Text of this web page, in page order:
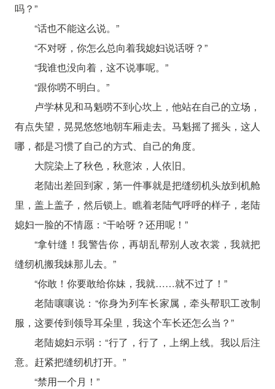
吗？”
“话也不能这么说。”
“不对呀，你怎么总向着我媳妇说话呀？”
“我谁也没向着，这不说事呢。”
“跟你唠不明白。”
卢学林见和马魁唠不到心坎上，他站在自己的立场，
有点失望，晃晃悠悠地朝车厢走去。马魁摇了摇头，这人
哪，都是习惯了自己的方式、自己的角度。
大院染上了秋色，秋意浓，人依旧。
老陆出差回到家，第一件事就是把缝纫机头放到机舱
里，盖上盖子，然后锁上。瞧着老陆气呼呼的样子，老陆
媳妇一脸的不情愿：“干哈呀？还用呢！”
“拿针缝！我警告你，再胡乱帮别人改衣裳，我就把
缝纫机搬我妹那儿去。”
“你敢！你要敢给你妹，我就……就不过了！”
老陆嚷嚷说：“你身为列车长家属，牵头帮职工改制
服，这要传到领导耳朵里，我这个车长还怎么当？”
老陆媳妇示弱：“行了，行了，上纲上线。我以后注
意。赶紧把缝纫机打开。”
“禁用一个月！”